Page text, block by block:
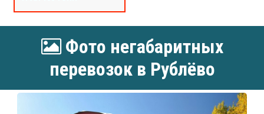
Фото негабаритных
перевозок в Рублёво